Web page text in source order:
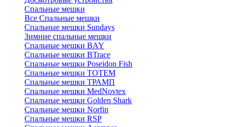
Спальные мешки
Все Спальные мешки
Спальные мешки Sundays
Зимние спальные мешки
Спальные мешки BAY
Спальные мешки BTrace
Спальные мешки Poseidon Fish
Спальные мешки ТОТЕМ
Спальные мешки ТРАМП
Cпальные мешки MedNovtex
Спальные мешки Golden Shark
Спальные мешки Norfin
Спальные мешки RSP